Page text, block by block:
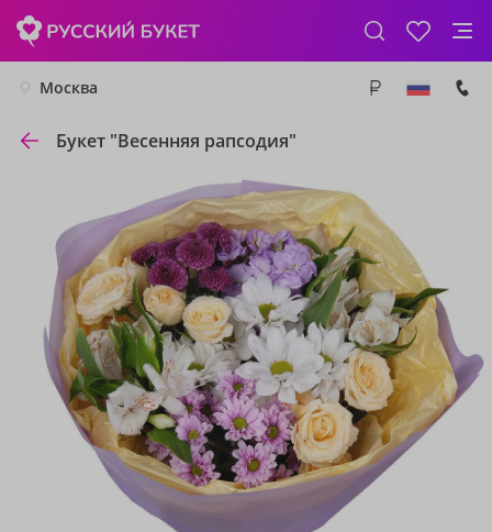
Москва
Букет "Весенняя рапсодия"